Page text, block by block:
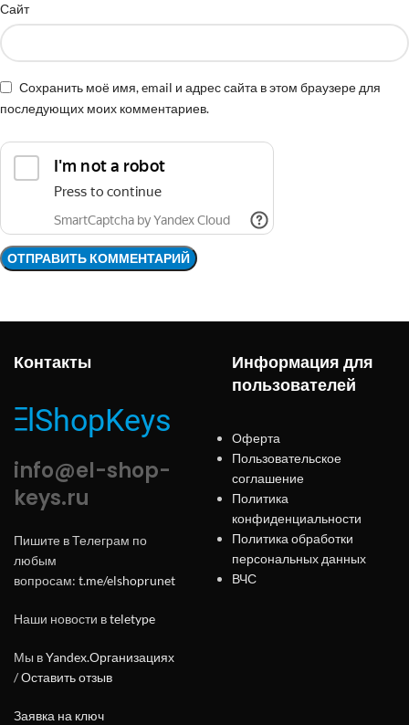
Сайт
Сохранить моё имя, email и адрес сайта в этом браузере для
последующих моих комментариев.
Контакты
info@el-shop-
keys.ru
Пишите в Телеграм по
любым
вопросам: t.me/elshoprunet
Наши новости вteletype
Мы вYandex.Организациях
/Оставить отзыв
Заявка на ключ
Информация для
пользователей
Оферта
Пользовательское
соглашение
Политика
конфиденциальности
Политика обработки
персональных данных
ВЧС